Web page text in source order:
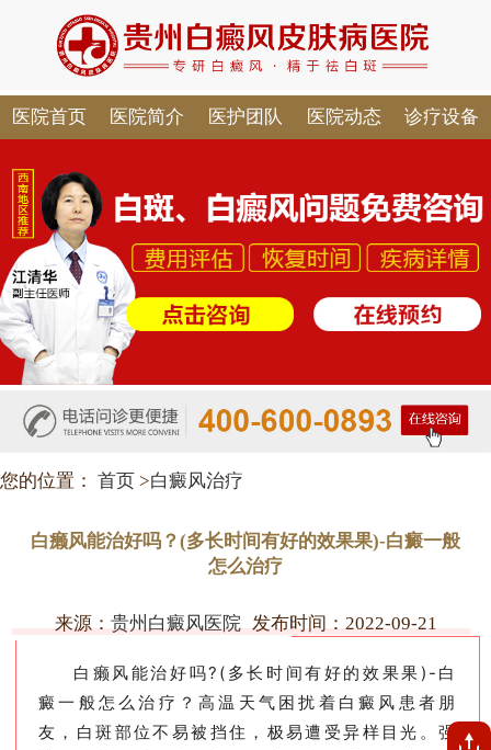
医院首页 医院简介 医护团队 医院动态 诊疗设备
您的位置： 首页 >白癜风治疗
白癞风能治好吗？(多长时间有好的效果果)-白癜一般
怎么治疗
来源： 贵州白癜风医院 发布时间：2022-09-21
白癞风能治好吗?(多长时间有好的效果果)-白
癜一般怎么治疗？高温天气困扰着白癜风患者朋
友，白斑部位不易被挡住，极易遭受异样目光。强